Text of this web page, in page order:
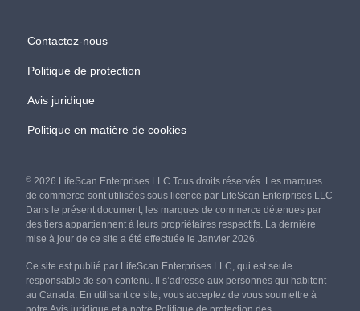
Contactez-nous
Politique de protection
Avis juridique
Politique en matière de cookies
© 2026 LifeScan Enterprises LLC Tous droits réservés. Les marques
de commerce sont utilisées sous licence par LifeScan Enterprises LLC
Dans le présent document, les marques de commerce détenues par
des tiers appartiennent à leurs propriétaires respectifs. La dernière
mise à jour de ce site a été effectuée le Janvier 2026.
Ce site est publié par LifeScan Enterprises LLC, qui est seule
responsable de son contenu. Il s’adresse aux personnes qui habitent
au Canada. En utilisant ce site, vous acceptez de vous soumettre à